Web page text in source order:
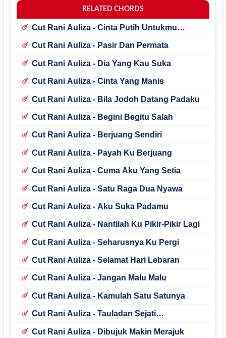
RELATED CHORDS
Cut Rani Auliza - Cinta Putih Untukmu
Cut Rani Auliza - Pasir Dan Permata
Cut Rani Auliza - Dia Yang Kau Suka
Cut Rani Auliza - Cinta Yang Manis
Cut Rani Auliza - Bila Jodoh Datang Padaku
Cut Rani Auliza - Begini Begitu Salah
Cut Rani Auliza - Berjuang Sendiri
Cut Rani Auliza - Payah Ku Berjuang
Cut Rani Auliza - Cuma Aku Yang Setia
Cut Rani Auliza - Satu Raga Dua Nyawa
Cut Rani Auliza - Aku Suka Padamu
Cut Rani Auliza - Nantilah Ku Pikir-Pikir Lagi
Cut Rani Auliza - Seharusnya Ku Pergi
Cut Rani Auliza - Selamat Hari Lebaran
Cut Rani Auliza - Jangan Malu Malu
Cut Rani Auliza - Kamulah Satu Satunya
Cut Rani Auliza - Tauladan Sejati
Cut Rani Auliza - Dibujuk Makin Merajuk